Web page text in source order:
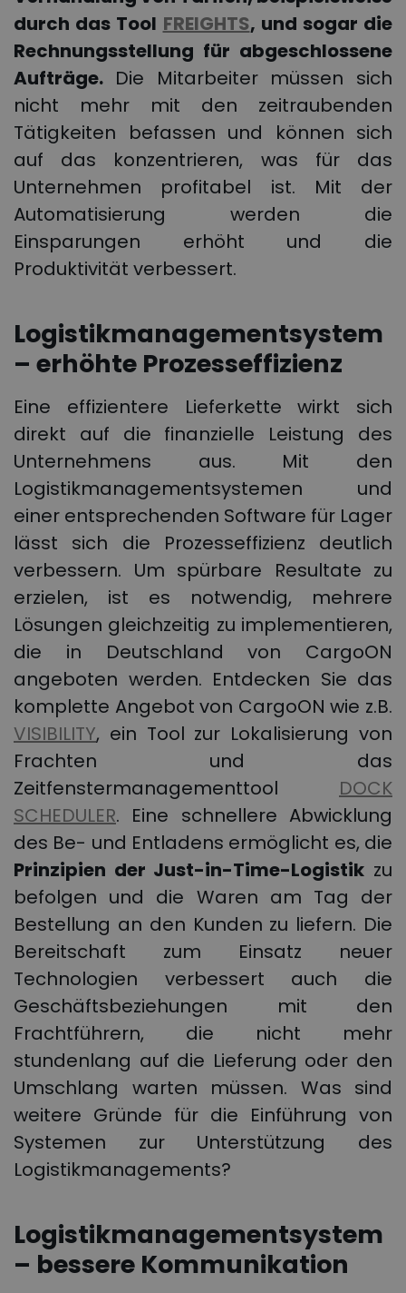
durch das Tool FREIGHTS, und sogar die
Rechnungsstellung für abgeschlossene
Aufträge. Die Mitarbeiter müssen sich
nicht mehr mit den zeitraubenden
Tätigkeiten befassen und können sich
auf das konzentrieren, was für das
Unternehmen profitabel ist. Mit der
Automatisierung werden die
Einsparungen erhöht und die
Produktivität verbessert.
Logistikmanagementsystem
– erhöhte Prozesseffizienz
Eine effizientere Lieferkette wirkt sich
direkt auf die finanzielle Leistung des
Unternehmens aus. Mit den
Logistikmanagementsystemen und
einer entsprechenden Software für Lager
lässt sich die Prozesseffizienz deutlich
verbessern. Um spürbare Resultate zu
erzielen, ist es notwendig, mehrere
Lösungen gleichzeitig zu implementieren,
die in Deutschland von CargoON
angeboten werden. Entdecken Sie das
komplette Angebot von CargoON wie z.B.
VISIBILITY, ein Tool zur Lokalisierung von
Frachten und das
Zeitfenstermanagementtool DOCK
SCHEDULER. Eine schnellere Abwicklung
des Be- und Entladens ermöglicht es, die
Prinzipien der Just-in-Time-Logistik zu
befolgen und die Waren am Tag der
Bestellung an den Kunden zu liefern. Die
Bereitschaft zum Einsatz neuer
Technologien verbessert auch die
Geschäftsbeziehungen mit den
Frachtführern, die nicht mehr
stundenlang auf die Lieferung oder den
Umschlang warten müssen. Was sind
weitere Gründe für die Einführung von
Systemen zur Unterstützung des
Logistikmanagements?
Logistikmanagementsystem
– bessere Kommunikation